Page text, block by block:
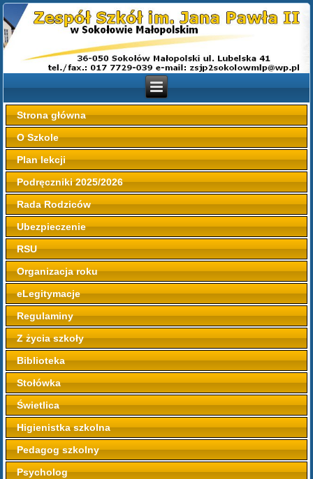
Strona główna
O Szkole
Plan lekcji
Podręczniki 2025/2026
Rada Rodziców
Ubezpieczenie
RSU
Organizacja roku
eLegitymacje
Regulaminy
Z życia szkoły
Biblioteka
Stołówka
Świetlica
Higienistka szkolna
Pedagog szkolny
Psycholog